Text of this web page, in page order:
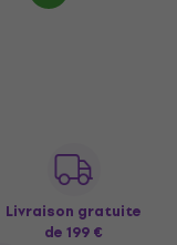
Livraison gratuite
de 199 €